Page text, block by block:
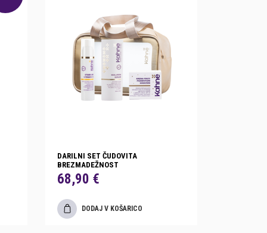
DARILNI SET ČUDOVITA
BREZMADEŽNOST
68,90 €
DODAJ V KOŠARICO